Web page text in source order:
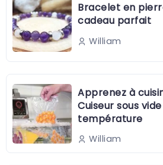
Bracelet en
cadeau parfait
William
Apprenez à
Cuiseur sous
température
William